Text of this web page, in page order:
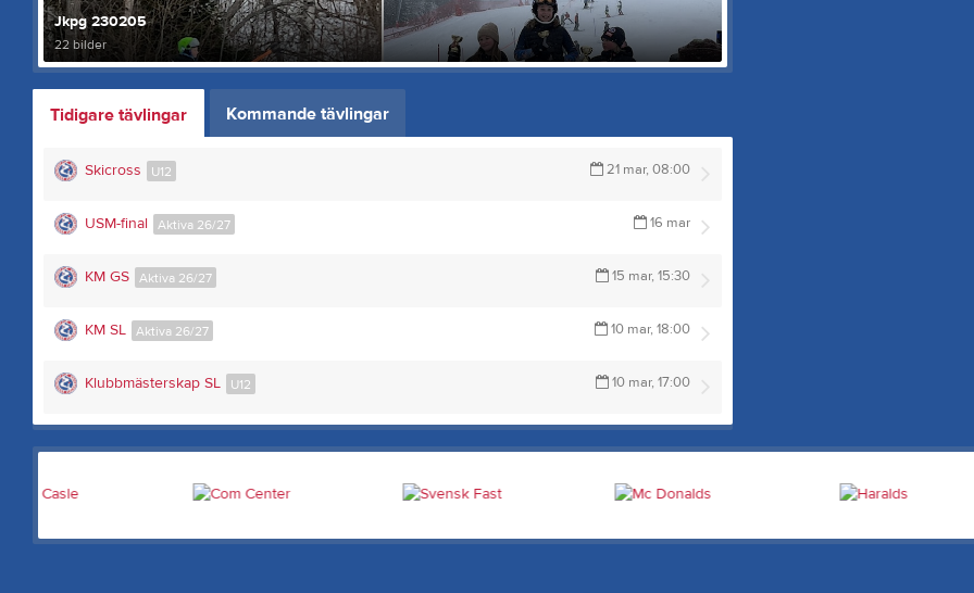
Jkpg 230205
22 bilder
Tidigare tävlingar Kommande tävlingar
21 mar, 08:00
U12
Skicross
16 mar
Aktiva 26/27
USM-final
15 mar, 15:30
Aktiva 26/27
KM GS
10 mar, 18:00
Aktiva 26/27
KM SL
10 mar, 17:00
U12
Klubbmästerskap SL